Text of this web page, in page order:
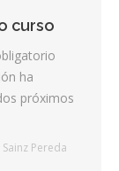
curso
ha
próximos
Pereda